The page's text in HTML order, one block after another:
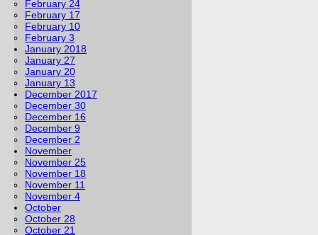
February 24
February 17
February 10
February 3
January 2018
January 27
January 20
January 13
December 2017
December 30
December 16
December 9
December 2
November
November 25
November 18
November 11
November 4
October
October 28
October 21